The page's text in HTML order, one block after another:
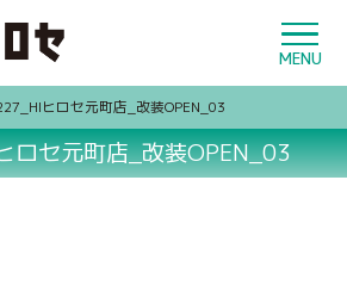
ヒロセ元町店_改装OPEN_03
セ元町店_改装OPEN_03